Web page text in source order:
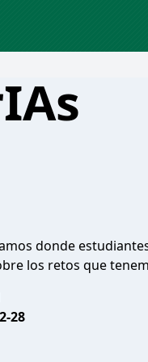
donde
los retos que
28